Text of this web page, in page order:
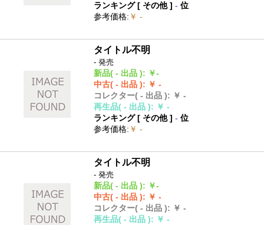
ランキング [ その他]- 位
参考価格: ￥ -
タイトル不明
- 発売
新品( - 出品 ): ￥-
中古( - 出品 ): ￥ -
コレクター( - 出品 ): ￥ -
再生品( - 出品 ): ￥ -
ランキング [ その他]- 位
参考価格: ￥ -
タイトル不明
- 発売
新品( - 出品 ): ￥-
中古( - 出品 ): ￥ -
コレクター( - 出品 ): ￥ -
再生品( - 出品 ): ￥ -